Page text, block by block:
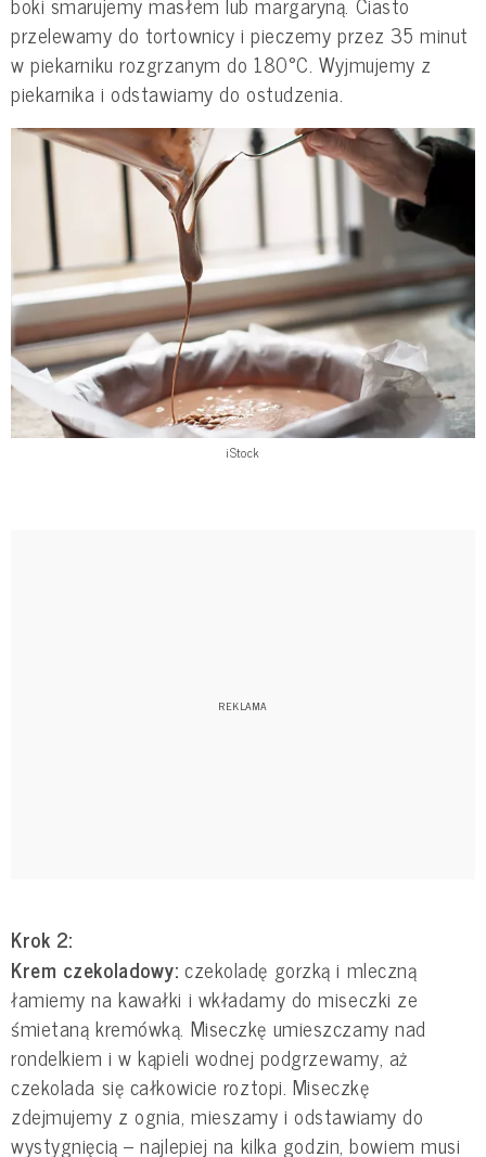
przelewamy do tortownicy i pieczemy przez 35 minut
w piekarniku rozgrzanym do 180°C. Wyjmujemy z
piekarnika i odstawiamy do ostudzenia.
iStock
Krok 2:
Krem czekoladowy: czekoladę gorzką i mleczną
łamiemy na kawałki i wkładamy do miseczki ze
śmietaną kremówką. Miseczkę umieszczamy nad
rondelkiem i w kąpieli wodnej podgrzewamy, aż
czekolada się całkowicie roztopi. Miseczkę
zdejmujemy z ognia, mieszamy i odstawiamy do
wystygnięcią – najlepiej na kilka godzin, bowiem musi